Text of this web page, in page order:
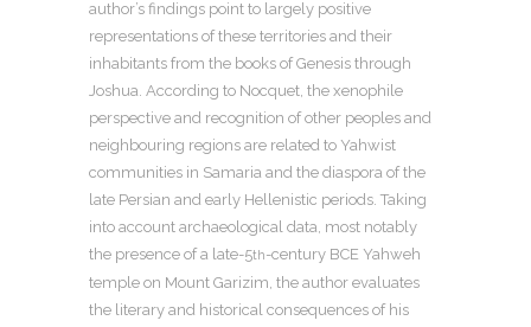
author’s findings point to largely positive
representations of these territories and their
inhabitants from the books of Genesis through
Joshua. According to Nocquet, the xenophile
perspective and recognition of other peoples and
neighbouring regions are related to Yahwist
communities in Samaria and the diaspora of the
late Persian and early Hellenistic periods. Taking
into account archaeological data, most notably
the presence of a late-5th-century BCE Yahweh
temple on Mount Garizim, the author evaluates
the literary and historical consequences of his